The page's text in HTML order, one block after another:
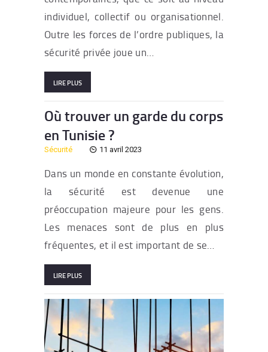
individuel, collectif ou organisationnel.
Outre les forces de l’ordre publiques, la
sécurité privée joue un…
LIRE PLUS
Où trouver un garde du corps
en Tunisie ?
Sécurité 11 avril 2023
Dans un monde en constante évolution,
la sécurité est devenue une
préoccupation majeure pour les gens.
Les menaces sont de plus en plus
fréquentes, et il est important de se…
LIRE PLUS